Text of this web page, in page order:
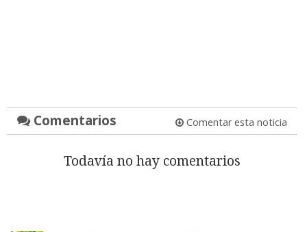
Comentarios Comentar esta noticia
Todavía no hay comentarios